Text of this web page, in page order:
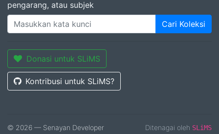
pengarang, atau subjek
Cari Koleksi
Donasi untuk SLiMS
Kontribusi untuk SLiMS?
© 2026 — Senayan Developer
Ditenagai oleh SLiMS